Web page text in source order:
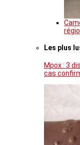
Les plus
Mpox : 3
cas